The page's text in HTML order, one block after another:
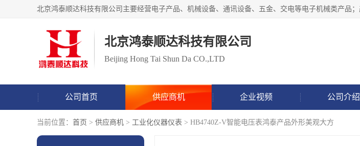
北京鸿泰顺达科技有限公司
Beijing Hong Tai Shun Da CO.,LTD
公司首页 供应商机 企业视频 公司介绍
当前位置： 首页 > 供应商机 > 工业化仪器仪表 > HB4740Z-V智能电压表鸿泰产品外形美观大方